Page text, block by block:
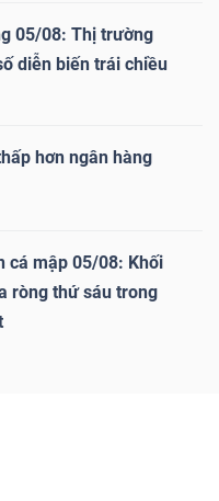
05/08: Thị trường
diễn biến trái chiều
hơn ngân hàng
cá mập 05/08: Khối
ròng thứ sáu trong